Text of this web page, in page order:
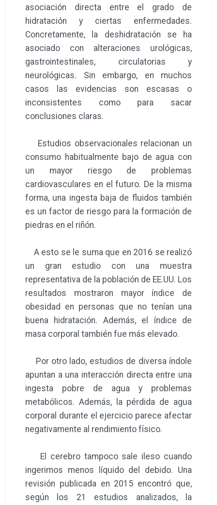
asociación directa entre el grado de
hidratación y ciertas enfermedades.
Concretamente, la deshidratación se ha
asociado con alteraciones urológicas,
gastrointestinales, circulatorias y
neurológicas. Sin embargo, en muchos
casos las evidencias son escasas o
inconsistentes como para sacar
conclusiones claras.
Estudios observacionales relacionan un
consumo habitualmente bajo de agua con
un mayor riesgo de problemas
cardiovasculares en el futuro. De la misma
forma, una ingesta baja de fluidos también
es un factor de riesgo para la formación de
piedras en el riñón.
A esto se le suma que en 2016 se realizó
un gran estudio con una muestra
representativa de la población de EE.UU. Los
resultados mostraron mayor índice de
obesidad en personas que no tenían una
buena hidratación. Además, el índice de
masa corporal también fue más elevado.
Por otro lado, estudios de diversa índole
apuntan a una interacción directa entre una
ingesta pobre de agua y problemas
metabólicos. Además, la pérdida de agua
corporal durante el ejercicio parece afectar
negativamente al rendimiento físico.
El cerebro tampoco sale ileso cuando
ingerimos menos líquido del debido. Una
revisión publicada en 2015 encontró que,
según los 21 estudios analizados, la